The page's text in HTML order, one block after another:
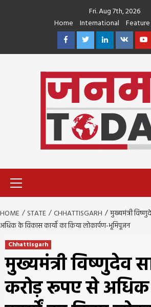
Fri. Aug 7th, 2026
Home
International Feature
FacebookTwitterLinkedin
VK
HOME STATE CHHATTISGARH
मुख्यमंत्री
अधिक के विकास कार्यों का किया लोकार्पण-भूमिपूजन
Chhattisgarh
मुख्यमंत्री विष्णुदेव
करोड़ रूपए से